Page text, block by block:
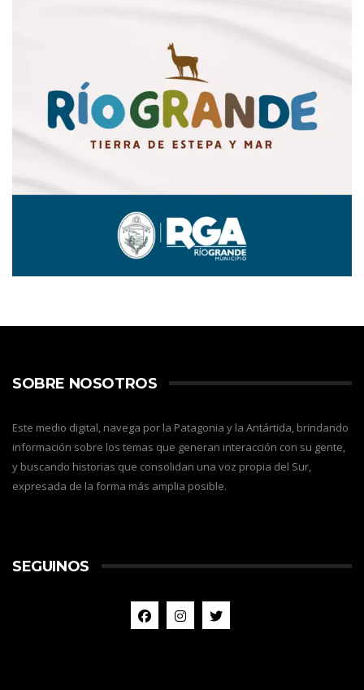
SOBRE NOSOTROS
Este medio digital, navega por la Patagonia y la Antártida, brindando
información sobre los temas que generan interacción con su gente,
y buscando historias que consolidan una voz propia del Sur,
expresada de la forma más amplia posible.
SEGUINOS